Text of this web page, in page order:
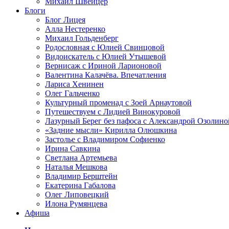
Блоги
Блог Лицея
Алла Нестеренко
Михаил Гольденберг
Родословная с Юлией Свинцовой
Видоискатель с Юлией Утышевой
Вернисаж с Ириной Ларионовой
Валентина Калачёва. Впечатления
Лариса Хенинен
Олег Гальченко
Культурный променад с Зоей Арнаутовой
Путешествуем с Лидией Винокуровой
Лазурный Берег без пафоса с Александрой
«Задние мысли» Кирилла Олюшкина
Застолье с Владимиром Софиенко
Ирина Савкина
Светлана Артемьева
Наталья Мешкова
Владимир Берштейн
Екатерина Габалова
Олег Липовецкий
Илона Румянцева
Афиша